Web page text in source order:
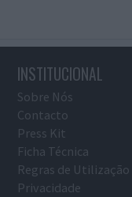
INSTITUCIONAL
Sobre Nós
Contacto
Press Kit
Ficha Técnica
Regras de Utilização
Privacidade